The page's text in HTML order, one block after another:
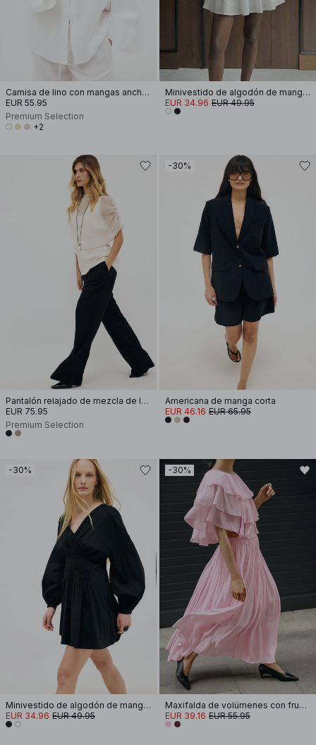
Camisa de lino con mangas anchas
EUR 55.95
Premium Selection
+2
Minivestido de algodón de manga larga con canesú
EUR 34.96 EUR 49.95
Pantalón relajado de mezcla de lyocell
EUR 75.95
Premium Selection
-30%
Americana de manga corta
EUR 46.16 EUR 65.95
-30%
Minivestido de algodón de manga larga con canesú
EUR 34.96 EUR 49.95
-30%
Maxifalda de volúmenes con fruncido
EUR 39.16 EUR 55.95